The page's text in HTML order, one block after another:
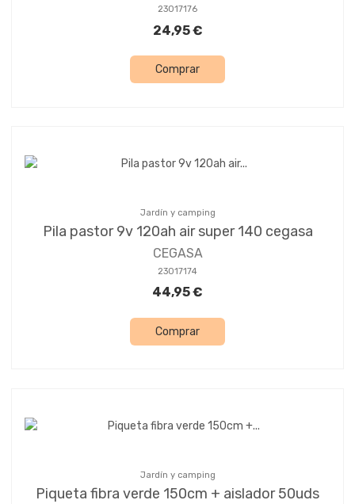
23017176
24,95 €
Comprar
Jardín y camping
Pila pastor 9v 120ah air super 140 cegasa
CEGASA
23017174
44,95 €
Comprar
Jardín y camping
Piqueta fibra verde 150cm + aislador 50uds